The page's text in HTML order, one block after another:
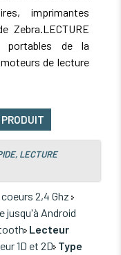
imprimantes
Zebra.LECTURE
portables de la
de lecture
LECTURE
2,4 Ghz
jusqu'à Android
Lecteur
1D et 2D Type